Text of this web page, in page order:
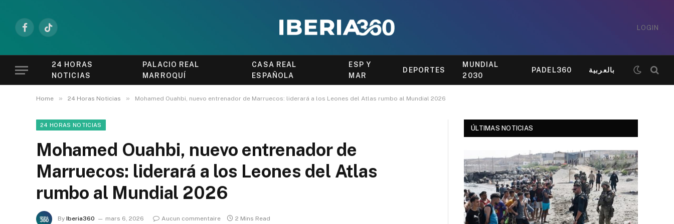
FacebookTikTok
LOGIN
24 HORAS
NOTICIAS
PALACIO REAL
MARROQUÍ
CASA REAL
ESPAÑOLA
ESP Y
MAR
DEPORTES
MUNDIAL
2030
PADEL360 بالعربية
Home » 24 Horas Noticias » Mohamed Ouahbi, nuevo entrenador de Marruecos: liderará a los Leones del Atlas rumbo al Mundial 2026
24 HORAS NOTICIAS
Mohamed Ouahbi, nuevo entrenador de
Marruecos: liderará a los Leones del Atlas
rumbo al Mundial 2026
By Iberia360 mars 6, 2026 Aucun commentaire 2 Mins Read
ÚLTIMAS NOTICIAS